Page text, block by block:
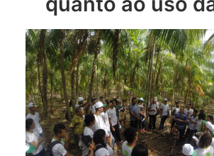
RESULTADOS ALCANÇADOS